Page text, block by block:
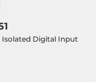
Isolated Digital Input